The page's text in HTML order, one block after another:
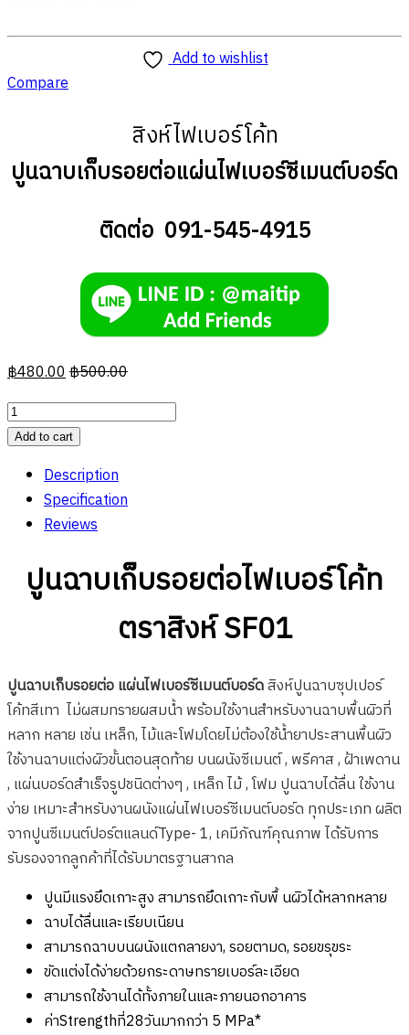
Add to wishlist
Compare
สิงห์ไฟเบอร์โค้ท
ปูนฉาบเก็บรอยต่อแผ่นไฟเบอร์ซีเมนต์บอร์ด
ติดต่อ 091-545-4915
฿480.00฿500.00
สิงห์
ปูน
เก็บ
รอย
เบอร์
Add to cart
Description
Specification
Reviews
ปูนฉาบเก็บรอยต่อไฟเบอร์โค้ท
ตราสิงห์SF01
ปูนฉาบเก็บรอยต่อ แผ่นไฟเบอร์ซีเมนต์บอร์ดสิงห์ปูนฉาบซุปเปอร์
โค้ทสีเทา ไม่ผสมทรายผสมน้ำ พร้อมใช้งานสำหรับงานฉาบพื้นผิวที่
หลาก หลาย เช่น เหล็ก, ไม้และโฟมโดยไม่ต้องใช้น้ำยาประสานพื้นผิว
ใช้งานฉาบแต่งผิวขั้นตอนสุดท้าย บนผนังซีเมนต์ , พรีคาส , ฝ้าเพดาน
, แผ่นบอร์ดสําเร็จรูปชนิดต่างๆ , เหล็ก ไม้ , โฟม ปูนฉาบได้ลื่น ใช้งาน
ง่าย เหมาะสําหรับงานผนังแผ่นไฟเบอร์ซีเมนต์บอร์ด ทุกประเภท ผลิต
จากปูนซีเมนต์ปอร์ตแลนด์Type- 1, เคมีภัณฑ์คุณภาพ ได้รับการ
รับรองจากลูกค้าที่ได้รับมาตรฐานสากล
ปูนมีแรงยึดเกาะสูง สามารถยึดเกาะกับพื้ นผิวได้หลากหลาย
ฉาบได้ลื่นและเรียบเนียน
สามารถฉาบบนผนังแตกลายงา, รอยตามด, รอยขรุขระ
ขัดแต่งได้ง่ายด้วยกระดาษทรายเบอร์ละเอียด
สามารถใช้งานได้ทั้งภายในและภายนอกอาคาร
ค่าStrengthที่28วันมากกว่า 5 MPa*